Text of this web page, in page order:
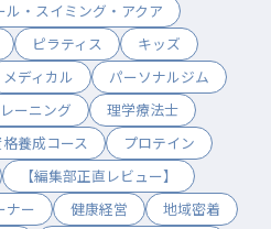
ル・スイミング・アクア
ピラティス
キッズ
メディカル
パーソナルジム
ーニング
理学療法士
養成コース
プロテイン
【編集部正直レビュー】
ナー 健康経営
地域密着